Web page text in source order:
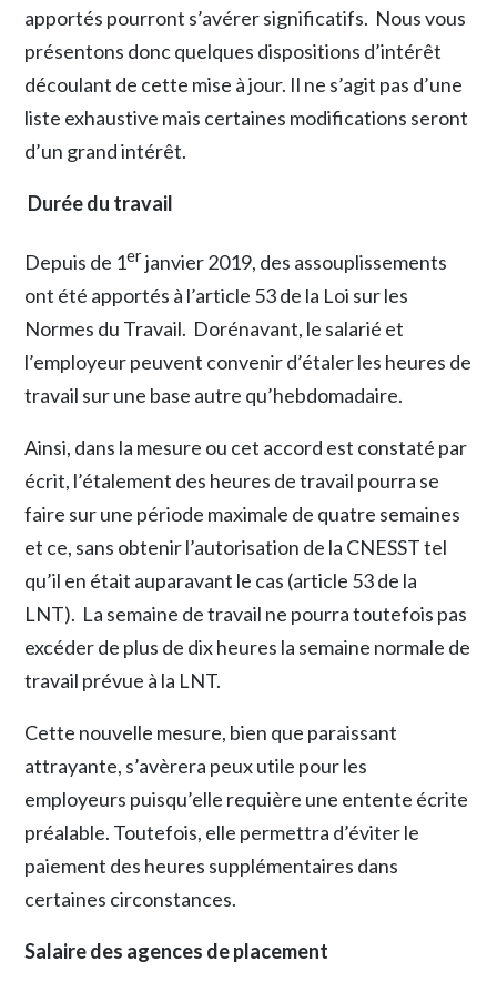
apportés pourront s’avérer significatifs. Nous vous
présentons donc quelques dispositions d’intérêt
découlant de cette mise à jour. Il ne s’agit pas d’une
liste exhaustive mais certaines modifications seront
d’un grand intérêt.
Durée du travail
Depuis de 1erjanvier 2019, des assouplissements
ont été apportés à l’article 53 de la Loi sur les
Normes du Travail. Dorénavant, le salarié et
l’employeur peuvent convenir d’étaler les heures de
travail sur une base autre qu’hebdomadaire.
Ainsi, dans la mesure ou cet accord est constaté par
écrit, l’étalement des heures de travail pourra se
faire sur une période maximale de quatre semaines
et ce, sans obtenir l’autorisation de la CNESST tel
qu’il en était auparavant le cas (article 53 de la
LNT). La semaine de travail ne pourra toutefois pas
excéder de plus de dix heures la semaine normale de
travail prévue à la LNT.
Cette nouvelle mesure, bien que paraissant
attrayante, s’avèrera peux utile pour les
employeurs puisqu’elle requière une entente écrite
préalable. Toutefois, elle permettra d’éviter le
paiement des heures supplémentaires dans
certaines circonstances.
Salaire des agences de placement